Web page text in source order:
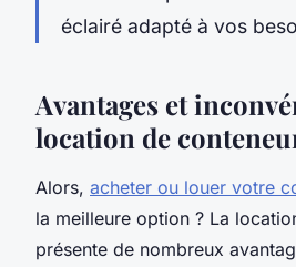
éclairé adapté à vos
Avantages et
location de
Alors, acheter ou louer votre
la meilleure option ? La
présente de nombreux